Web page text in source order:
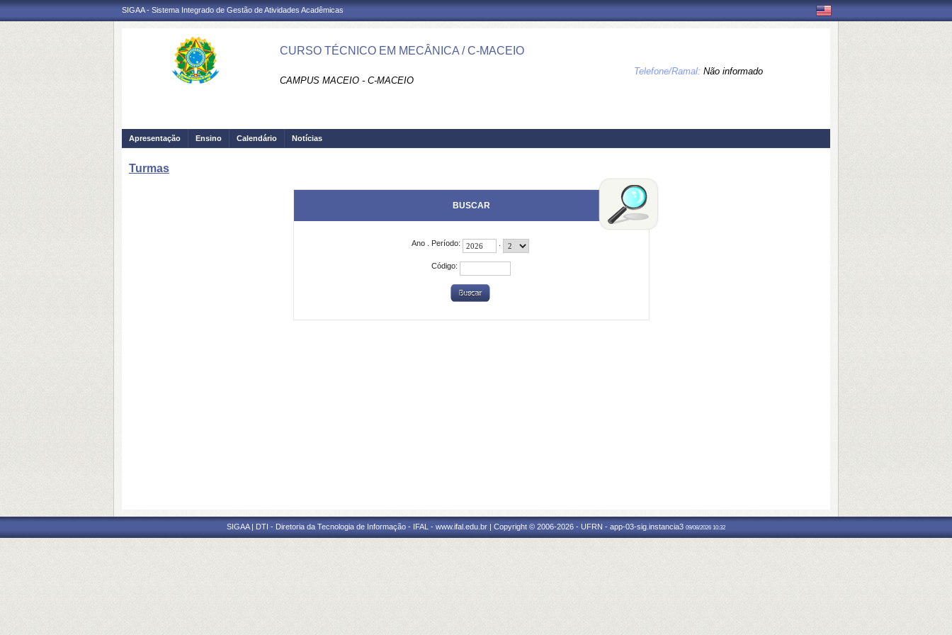
SIGAA - Sistema Integrado de Gestão de Atividades Acadêmicas
CURSO TÉCNICO EM MECÂNICA / C-MACEIO
CAMPUS MACEIO - C-MACEIO
Telefone/Ramal: Não informado
Apresentação Ensino Calendário Notícias
Turmas
BUSCAR
Ano . Período:
Código:
SIGAA | DTI - Diretoria da Tecnologia de Informação - IFAL - www.ifal.edu.br | Copyright © 2006-2026 - UFRN - app-03-sig.instancia3 09/08/2026 10:32